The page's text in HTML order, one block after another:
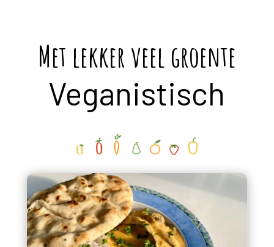
Met lekker veel groente
Veganistisch